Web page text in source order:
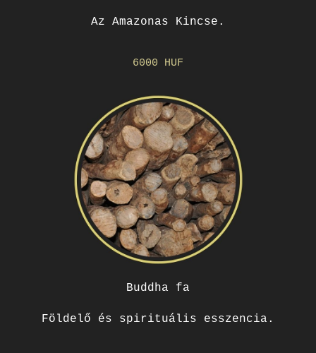
Az Amazonas Kincse.
6000 HUF
Buddha fa
Földelő és spirituális esszencia.